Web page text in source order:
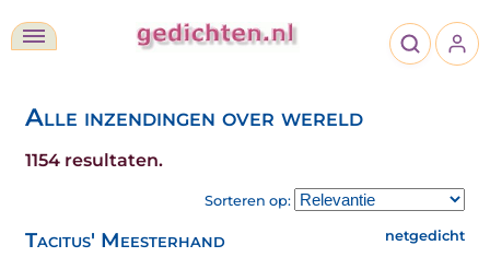
Alle inzendingen over wereld
1154 resultaten.
Sorteren op:
Tacitus' Meesterhand netgedicht